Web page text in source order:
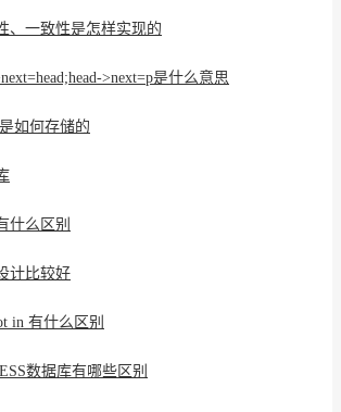
、一致性是怎样实现的
>next=p是什么意思
如何存储的
什么区别
计比较好
in 有什么区别
数据库有哪些区别